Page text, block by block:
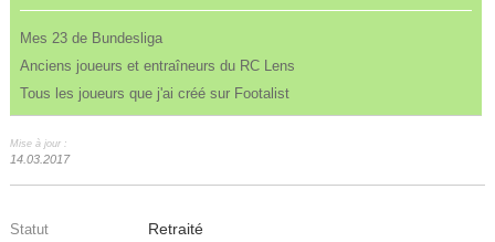
Mes 23 de Bundesliga
Anciens joueurs et entraîneurs du RC Lens
Tous les joueurs que j'ai créé sur Footalist
Mise à jour :
14.03.2017
Statut Retraité